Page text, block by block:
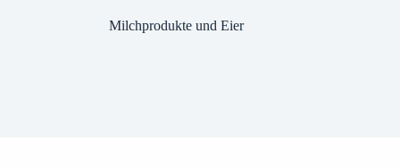
Milchprodukte und Eier